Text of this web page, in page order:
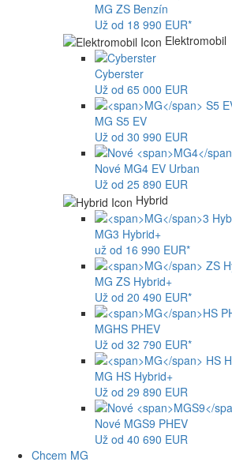
MG ZS Benzín
Už od 18 990 EUR*
Elektromobil
Cyberster
Už od 65 000 EUR
MG S5 EV
Už od 30 990 EUR
Nové MG4 EV Urban
Už od 25 890 EUR
Hybrid
MG3 Hybrid+
už od 16 990 EUR*
MG ZS Hybrid+
Už od 20 490 EUR*
MGHS PHEV
Už od 32 790 EUR*
MG HS Hybrid+
Už od 29 890 EUR
Nové MGS9 PHEV
Už od 40 690 EUR
Chcem MG